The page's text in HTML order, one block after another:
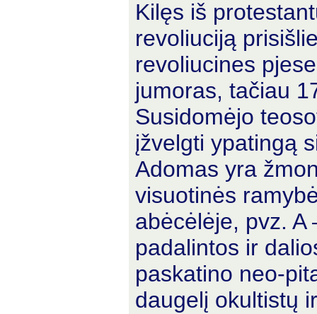
Kilęs iš
revoliuciją
revoliucines
jumoras, tačiau
Susidomėjo
įžvelgti ypatingą
Adomas yra
visuotinės
abėcėlėje, pvz. A
padalintos ir
paskatino neo-
daugelį okultistų